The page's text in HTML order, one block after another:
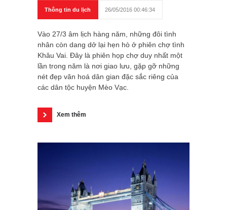
Thông tin du lịch 26/05/2016 00:46:34
Vào 27/3 âm lịch hàng năm, những đôi tình
nhân còn dang dở lại hẹn hò ở phiên chợ tình
Khâu Vai. Đây là phiên họp chợ duy nhất một
lần trong năm là nơi giao lưu, gặp gỡ những
nét đẹp văn hoá dân gian đặc sắc riêng của
các dân tộc huyện Mèo Vạc.
Xem thêm